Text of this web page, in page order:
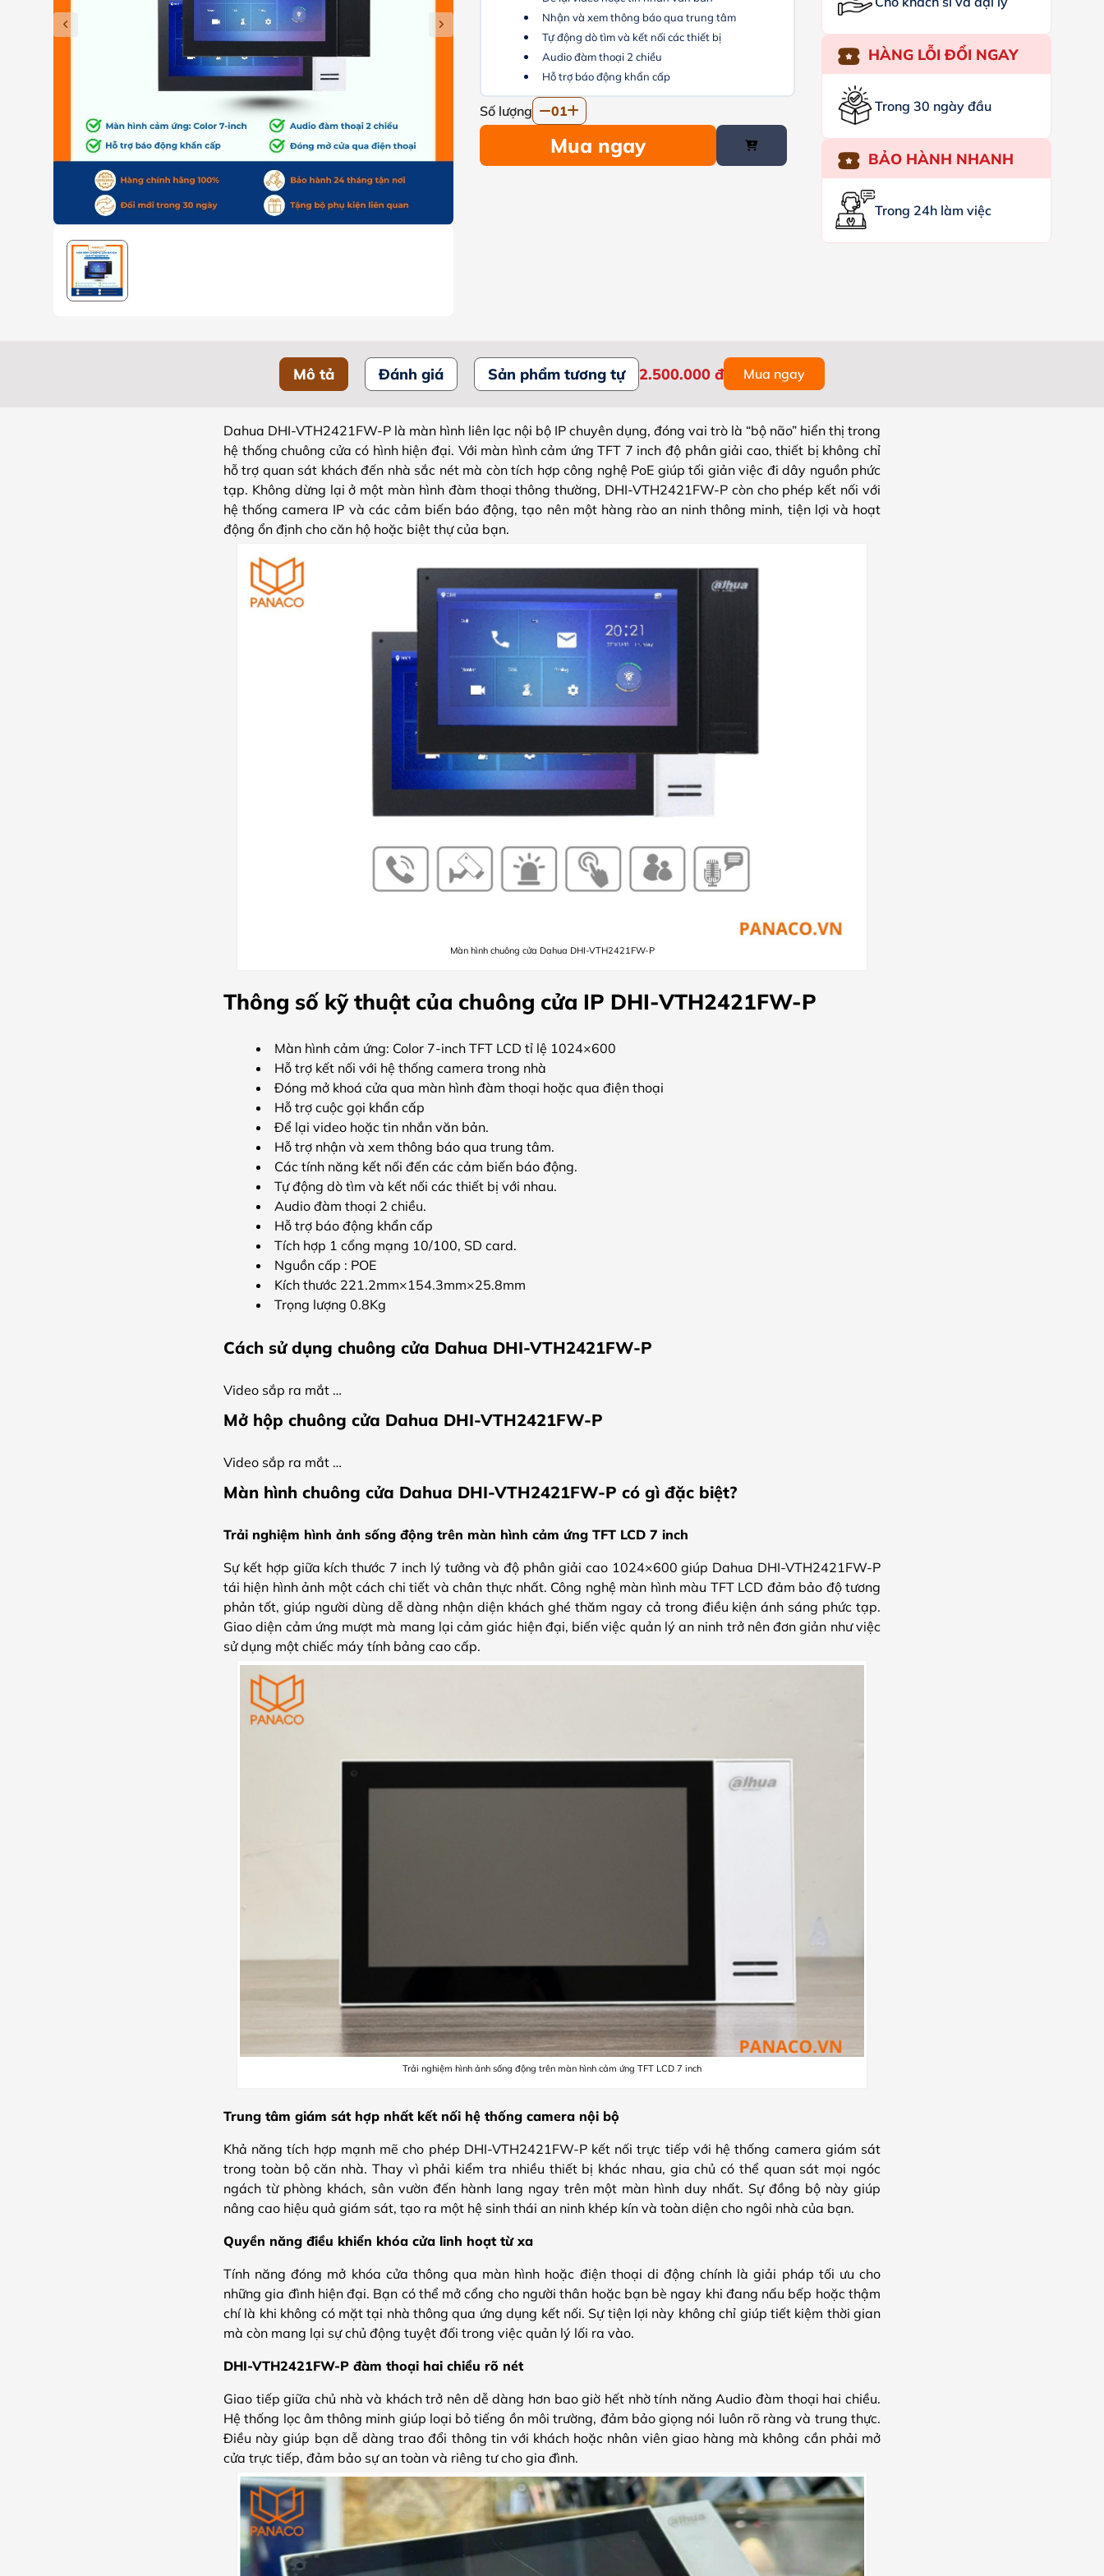
Nhận và xem thông báo qua trung tâm
Tự động dò tìm và kết nối các thiết bị
Audio đàm thoại 2 chiều
Hỗ trợ báo động khẩn cấp
Số lượng 01
Mua ngay
HÀNG LỖI ĐỔI NGAY
Trong 30 ngày đầu
BẢO HÀNH NHANH
Trong 24h làm việc
Mô tả Đánh giá Sản phẩm tương tự 2.500.000 đ Mua ngay
Dahua DHI-VTH2421FW-P là màn hình liên lạc nội bộ IP chuyên dụng, đóng vai trò là “bộ não” hiển thị trong
hệ thống chuông cửa có hình hiện đại. Với màn hình cảm ứng TFT 7 inch độ phân giải cao, thiết bị không chỉ
hỗ trợ quan sát khách đến nhà sắc nét mà còn tích hợp công nghệ PoE giúp tối giản việc đi dây nguồn phức
tạp. Không dừng lại ở một màn hình đàm thoại thông thường, DHI-VTH2421FW-P còn cho phép kết nối với
hệ thống camera IP và các cảm biến báo động, tạo nên một hàng rào an ninh thông minh, tiện lợi và hoạt
động ổn định cho căn hộ hoặc biệt thự của bạn.
Màn hình chuông cửa Dahua DHI-VTH2421FW-P
Thông số kỹ thuật của chuông cửa IP DHI-VTH2421FW-P
Màn hình cảm ứng: Color 7-inch TFT LCD tỉ lệ 1024×600
Hỗ trợ kết nối với hệ thống camera trong nhà
Đóng mở khoá cửa qua màn hình đàm thoại hoặc qua điện thoại
Hỗ trợ cuộc gọi khẩn cấp
Để lại video hoặc tin nhắn văn bản.
Hỗ trợ nhận và xem thông báo qua trung tâm.
Các tính năng kết nối đến các cảm biến báo động.
Tự động dò tìm và kết nối các thiết bị với nhau.
Audio đàm thoại 2 chiều.
Hỗ trợ báo động khẩn cấp
Tích hợp 1 cổng mạng 10/100, SD card.
Nguồn cấp : POE
Kích thước 221.2mm×154.3mm×25.8mm
Trọng lượng 0.8Kg
Cách sử dụng chuông cửa Dahua DHI-VTH2421FW-P
Video sắp ra mắt …
Mở hộp chuông cửa Dahua DHI-VTH2421FW-P
Video sắp ra mắt …
Màn hình chuông cửa Dahua DHI-VTH2421FW-P có gì đặc biệt?
Trải nghiệm hình ảnh sống động trên màn hình cảm ứng TFT LCD 7 inch
Sự kết hợp giữa kích thước 7 inch lý tưởng và độ phân giải cao 1024×600 giúp Dahua DHI-VTH2421FW-P
tái hiện hình ảnh một cách chi tiết và chân thực nhất. Công nghệ màn hình màu TFT LCD đảm bảo độ tương
phản tốt, giúp người dùng dễ dàng nhận diện khách ghé thăm ngay cả trong điều kiện ánh sáng phức tạp.
Giao diện cảm ứng mượt mà mang lại cảm giác hiện đại, biến việc quản lý an ninh trở nên đơn giản như việc
sử dụng một chiếc máy tính bảng cao cấp.
Trải nghiệm hình ảnh sống động trên màn hình cảm ứng TFT LCD 7 inch
Trung tâm giám sát hợp nhất kết nối hệ thống camera nội bộ
Khả năng tích hợp mạnh mẽ cho phép DHI-VTH2421FW-P kết nối trực tiếp với hệ thống camera giám sát
trong toàn bộ căn nhà. Thay vì phải kiểm tra nhiều thiết bị khác nhau, gia chủ có thể quan sát mọi ngóc
ngách từ phòng khách, sân vườn đến hành lang ngay trên một màn hình duy nhất. Sự đồng bộ này giúp
nâng cao hiệu quả giám sát, tạo ra một hệ sinh thái an ninh khép kín và toàn diện cho ngôi nhà của bạn.
Quyền năng điều khiển khóa cửa linh hoạt từ xa
Tính năng đóng mở khóa cửa thông qua màn hình hoặc điện thoại di động chính là giải pháp tối ưu cho
những gia đình hiện đại. Bạn có thể mở cổng cho người thân hoặc bạn bè ngay khi đang nấu bếp hoặc thậm
chí là khi không có mặt tại nhà thông qua ứng dụng kết nối. Sự tiện lợi này không chỉ giúp tiết kiệm thời gian
mà còn mang lại sự chủ động tuyệt đối trong việc quản lý lối ra vào.
DHI-VTH2421FW-P đàm thoại hai chiều rõ nét
Giao tiếp giữa chủ nhà và khách trở nên dễ dàng hơn bao giờ hết nhờ tính năng Audio đàm thoại hai chiều.
Hệ thống lọc âm thông minh giúp loại bỏ tiếng ồn môi trường, đảm bảo giọng nói luôn rõ ràng và trung thực.
Điều này giúp bạn dễ dàng trao đổi thông tin với khách hoặc nhân viên giao hàng mà không cần phải mở
cửa trực tiếp, đảm bảo sự an toàn và riêng tư cho gia đình.